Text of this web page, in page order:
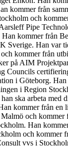
kommer från
och
Pipe
kommer från
Sverige. Han var
kommer från
på AIM
Councils
i Göteborg.
i Region
ska arbeta
kommer från en
och kommer
Han
och kommer
vvs i